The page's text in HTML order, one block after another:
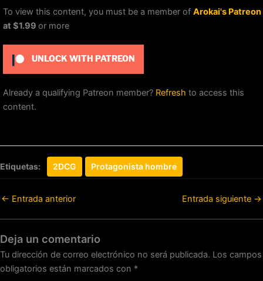
To view this content, you must be a member of Arokai's Patreon
at $1.99 or more
UNLOCK WITH PATREON
Already a qualifying Patreon member? Refresh to access this
content.
Etiquetas: 2DCG Protagonista hombre
← Entrada anterior Entrada siguiente →
Deja un comentario
Tu dirección de correo electrónico no será publicada. Los campos
obligatorios están marcados con *